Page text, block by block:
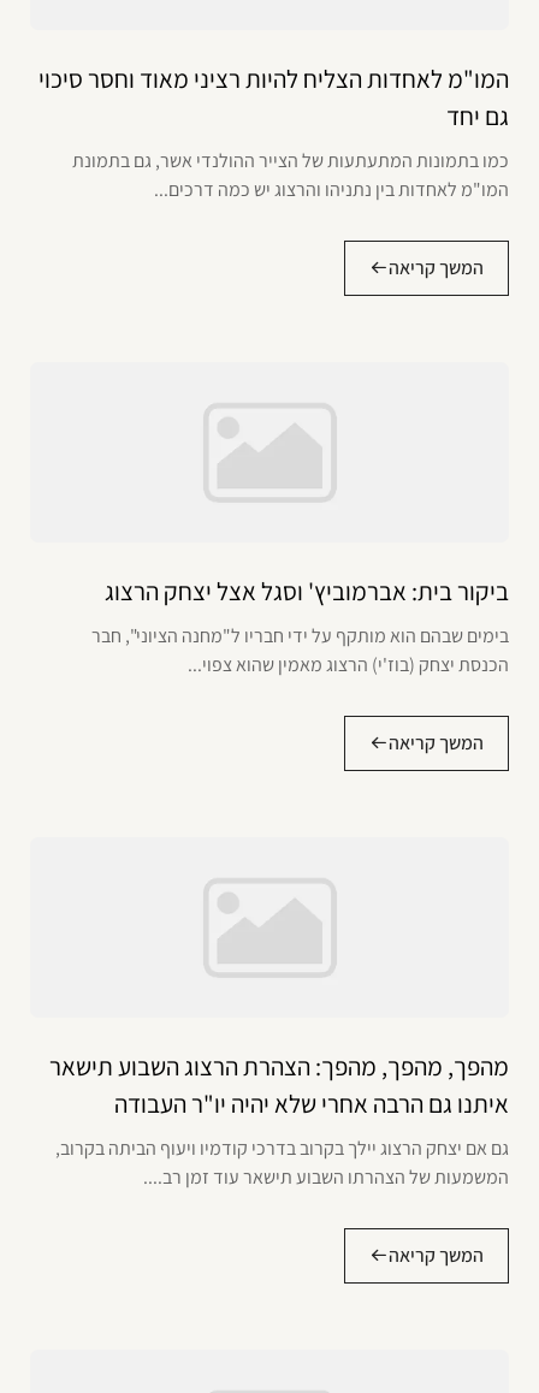
המו"מ לאחדות הצליח להיות רציני מאוד וחסר סיכוי
גם יחד
כמו בתמונות המתעתעות של הצייר ההולנדי אשר, גם בתמונת
המו"מ לאחדות בין נתניהו והרצוג יש כמה דרכים...
המשך קריאה
ביקור בית: אברמוביץ' וסגל אצל יצחק הרצוג
בימים שבהם הוא מותקף על ידי חבריו ל"מחנה הציוני", חבר
הכנסת יצחק (בוז'י) הרצוג מאמין שהוא צפוי...
המשך קריאה
מהפך, מהפך, מהפך: הצהרת הרצוג השבוע תישאר
איתנו גם הרבה אחרי שלא יהיה יו"ר העבודה
גם אם יצחק הרצוג יילך בקרוב בדרכי קודמיו ויעוף הביתה בקרוב,
המשמעות של הצהרתו השבוע תישאר עוד זמן רב....
המשך קריאה